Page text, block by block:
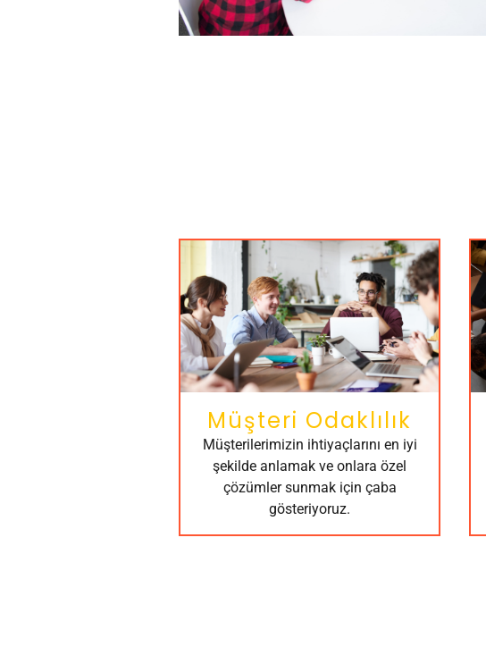
Müşteri Odaklılık
Müşterilerimizin ihtiyaçlarını en iyi
şekilde anlamak ve onlara özel
çözümler sunmak için çaba
gösteriyoruz.